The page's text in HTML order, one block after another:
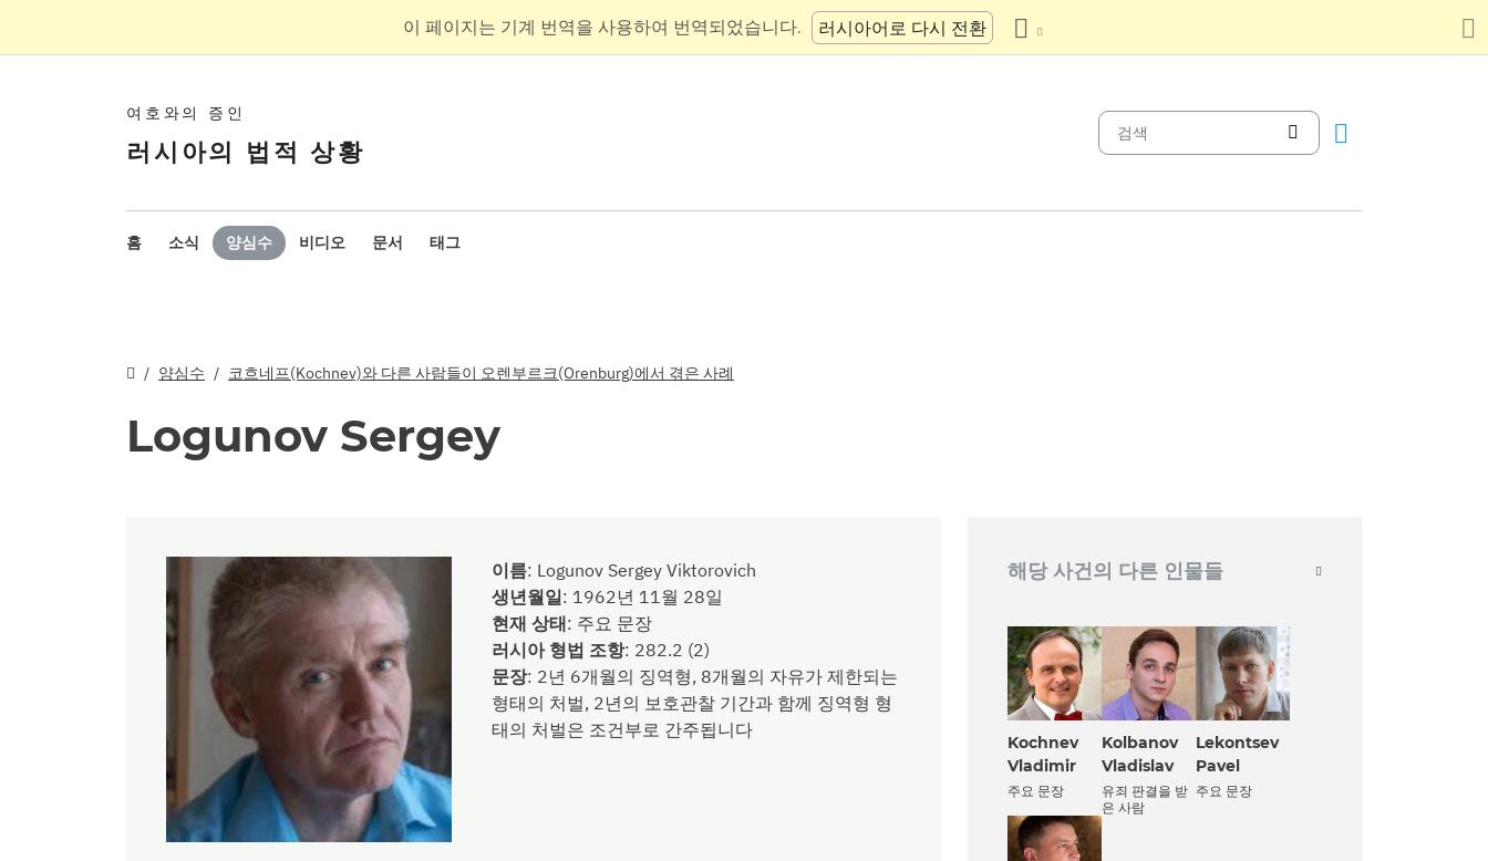
이 페이지는 기계 번역을 사용하여 번역되었습니다. 러시아어로 다시 전환
여호와의 증인
러시아의 법적 상황
홈 소식 양심수 비디오 문서 태그
양심수 코흐네프(Kochnev)와 다른 사람들이 오렌부르크(Orenburg)에서 겪은 사례
Logunov Sergey
이름: Logunov Sergey Viktorovich
생년월일: 1962년 11월 28일
현재 상태: 주요 문장
러시아 형법 조항: 282.2 (2)
문장: 2년 6개월의 징역형, 8개월의 자유가 제한되는
형태의 처벌, 2년의 보호관찰 기간과 함께 징역형 형
태의 처벌은 조건부로 간주됩니다
해당 사건의 다른 인물들
Kochnev
Vladimir
주요 문장
Kolbanov
Vladislav
유죄 판결을 받
은 사람
Lekontsev
Pavel
주요 문장